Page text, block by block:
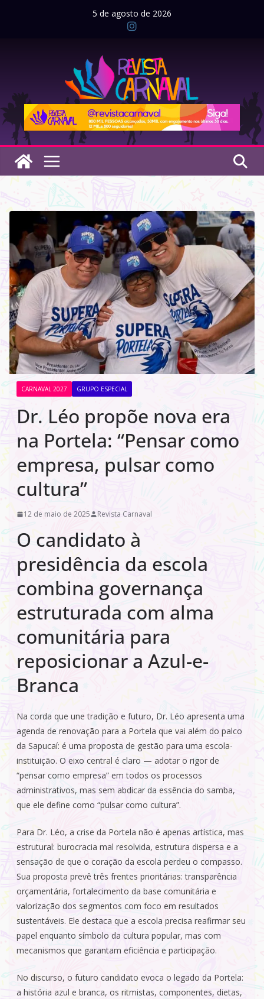
5 de agosto de 2026
CARNAVAL 2027 GRUPO ESPECIAL
Dr. Léo propõe nova era
na Portela: “Pensar como
empresa, pulsar como
cultura”
12 de maio de 2025 Revista Carnaval
O candidato à
presidência da escola
combina governança
estruturada com alma
comunitária para
reposicionar a Azul-e-
Branca
Na corda que une tradição e futuro, Dr. Léo apresenta uma
agenda de renovação para a Portela que vai além do palco
da Sapucaí: é uma proposta de gestão para uma escola-
instituição. O eixo central é claro — adotar o rigor de
“pensar como empresa” em todos os processos
administrativos, mas sem abdicar da essência do samba,
que ele define como “pulsar como cultura”.
Para Dr. Léo, a crise da Portela não é apenas artística, mas
estrutural: burocracia mal resolvida, estrutura dispersa e a
sensação de que o coração da escola perdeu o compasso.
Sua proposta prevê três frentes prioritárias: transparência
orçamentária, fortalecimento da base comunitária e
valorização dos segmentos com foco em resultados
sustentáveis. Ele destaca que a escola precisa reafirmar seu
papel enquanto símbolo da cultura popular, mas com
mecanismos que garantam eficiência e participação.
No discurso, o futuro candidato evoca o legado da Portela:
a história azul e branca, os ritmistas, componentes, dietas,